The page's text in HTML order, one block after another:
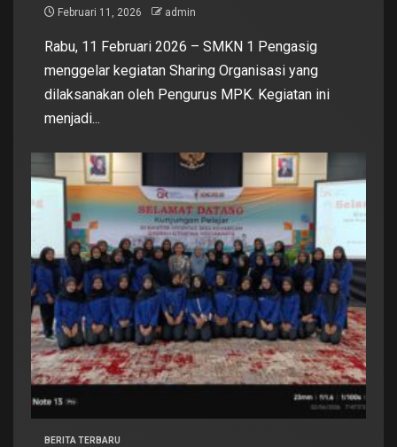
Februari 11, 2026 admin
Rabu, 11 Februari 2026 – SMKN 1 Pengasig
menggelar kegiatan Sharing Organisasi yang
dilaksanakan oleh Pengurus MPK. Kegiatan ini
menjadi...
BERITA TERBARU